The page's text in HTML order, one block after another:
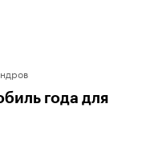
года для